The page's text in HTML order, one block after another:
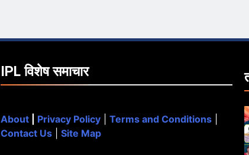
IPL विशेष समाचार
About Privacy Policy Terms and Conditions
Contact Us
Site Map